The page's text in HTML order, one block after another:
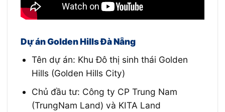
Dự án Golden Hills Đà Nẵng
Tên dự án: Khu Đô thị sinh thái Golden
Hills (Golden Hills City)
Chủ đầu tư: Công ty CP Trung Nam
(TrungNam Land) và KITA Land